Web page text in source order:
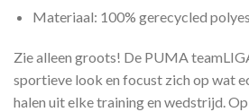
Materiaal: 100% gerecycled
Zie alleen groots! De PUMA
sportieve look en focust zich op wat
halen uit elke training en wedstrijd.